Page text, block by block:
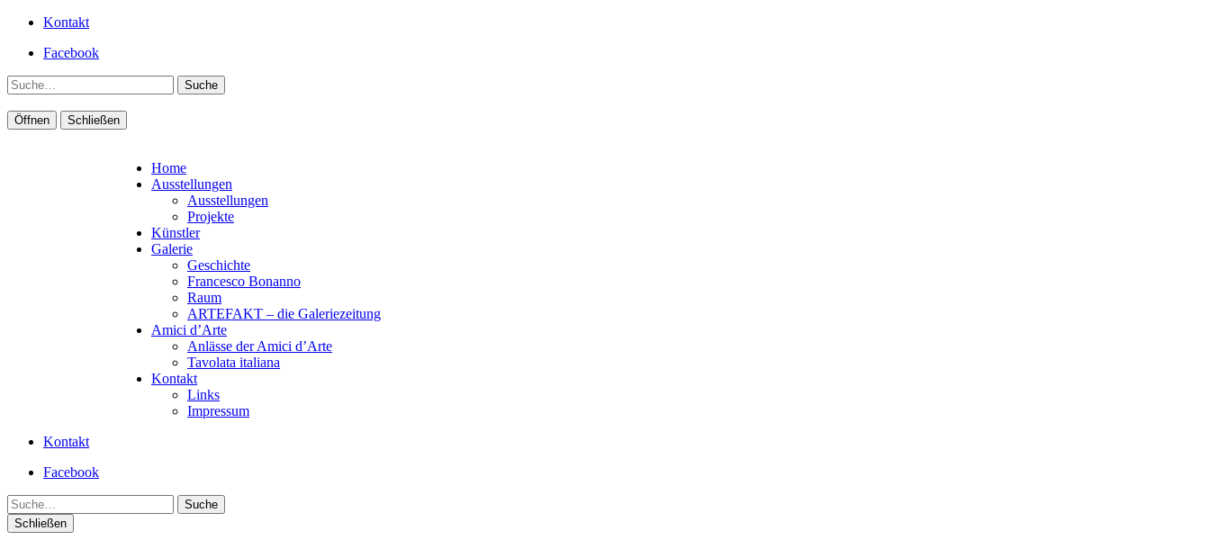
Kontakt
Facebook
Suche
Öffnen Schließen
Home
Ausstellungen
Ausstellungen
Projekte
Künstler
Galerie
Geschichte
Francesco Bonanno
Raum
ARTEFAKT – die Galeriezeitung
Amici d’Arte
Anlässe der Amici d’Arte
Tavolata italiana
Kontakt
Links
Impressum
Kontakt
Facebook
Suche
Schließen